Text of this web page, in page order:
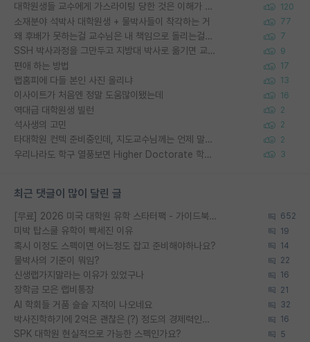
대학원생들 교수에게 가스라이팅 당한 것은 이해가 갑니다. 안타깝네요. 120
소재분야 석박사 대학원생 + 물박사들이 착각하는 거 77
왜 후배가 못하는걸 교수님은 내 책임으로 돌리는걸까요? 7
SSH 박사과정을 그만두고 지방대 박사로 옮기면 교수의 꿈은 끝일까요? 9
편애 하는 방법 17
랩홈피에 다들 본인 사진 올리냐 13
이사이트가 처음엔 정말 도움많이됐는데 16
역대급 대학원생 빌런 2
석사생의 고민 2
타대학원 컨텍 준비중인데, 지도교수님께는 언제 말씀드려야 할까요? 2
우리나라도 학구 열풍보면 Higher Doctorate 학위가 필요하다고 봅니다. 3
최근 댓글이 많이 달린 글
[무료] 2026 미국 대학원 유학 스타터팩 - 가이드북 & 합격자 컨택메일 템플릿 652
미박 탑스쿨 유학이 빡세진 이유 19
혹시 이정도 스펙이면 어느정도 잡고 준비해야하나요? 14
물박사의 기준이 뭐임? 22
신생랩가지말라는 이유가 있었구나 16
장학금 모은 랩비통장 21
AI 학회들 거품 슬슬 지적이 나오네요 32
박사진학하기에 2억은 괜찮은 (?) 정도의 경제력인가요 16
SPK 대학원 현실적으로 가능한 스펙인가요? 5